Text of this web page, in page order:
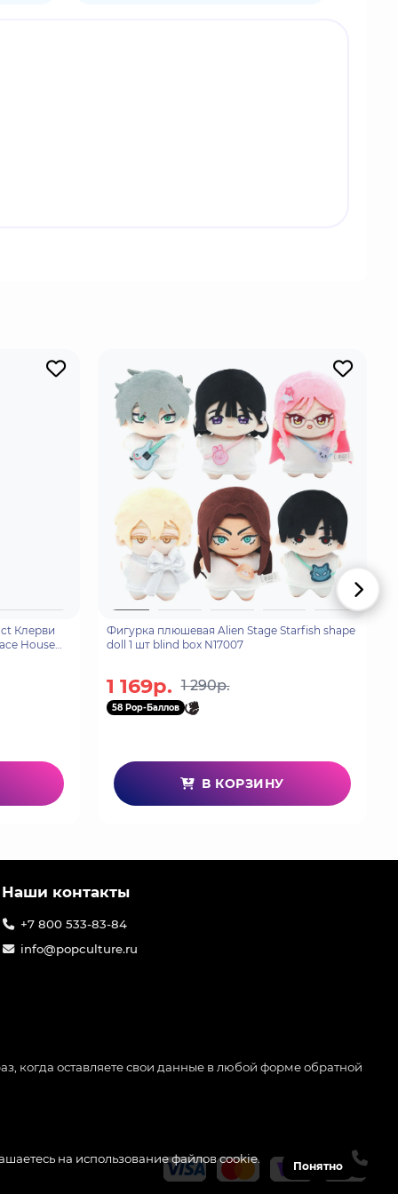
разведки, которая занимается их
Клерви
House
Фигурка плюшевая Alien Stage Starfish shape
doll 1 шт blind box N17007
1 169р. 1 290р.
58 Pop-Баллов
В КОРЗИНУ
на использование файлов cookie.
Понятно
Наши контакты
+7 800 533-83-84
info@popculture.ru
когда оставляете свои данные в любой форме обратной